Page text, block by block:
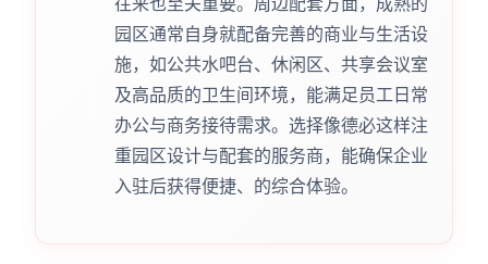
园区通常自身就配备完善的商业与生活设
施，如公共水吧台、休闲区、共享会议室
及高品质的卫生间环境，能满足员工日常
办公与商务接待需求。选择像德必这样注
重园区设计与配套的服务商，能确保企业
入驻后获得便捷、的综合体验。